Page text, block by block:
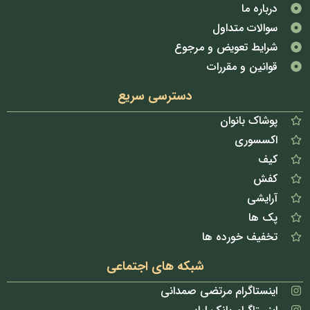
درباره ما
سوالات متداول
شرایط تعویض و مرجوع
قوانین و مقررات
دسترسی سریع
پوشاک بانوان
اکسسوری
کیف
کفش
آرایشی
پک ها
تخفیف خورده ها
شبکه های اجتماعی
اینستاگرام مرتضی صمدانی